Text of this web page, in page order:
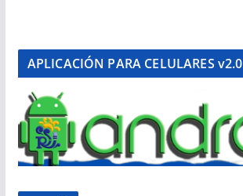
APLICACIÓN PARA CELULARES v2.0